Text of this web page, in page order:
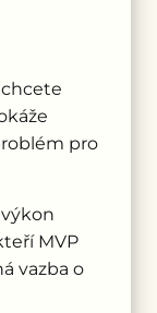
pro
MVP
vazba o